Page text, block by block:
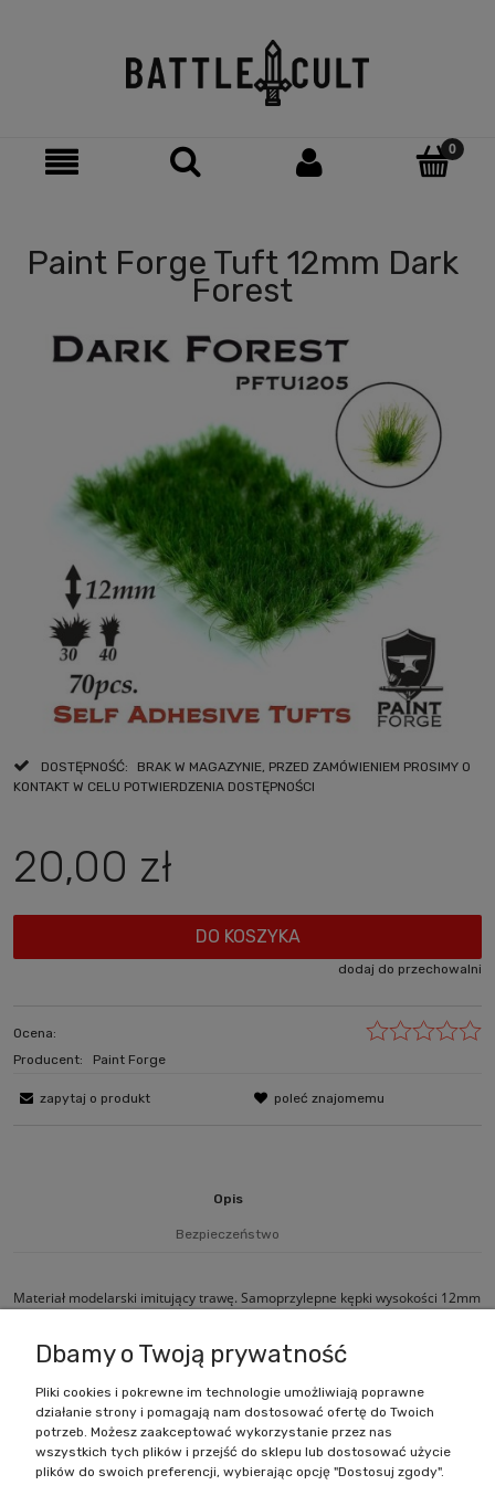
Paint Forge Tuft 12mm Dark
Forest
DOSTĘPNOŚĆ:
BRAK W MAGAZYNIE, PRZED ZAMÓWIENIEM PROSIMY O
KONTAKT W CELU POTWIERDZENIA DOSTĘPNOŚCI
20,00 zł
DO KOSZYKA
dodaj do przechowalni
Ocena:
Producent:
Paint Forge
zapytaj o produkt poleć znajomemu
Opis
Bezpieczeństwo
Materiał modelarski imitujący trawę. Samoprzylepne kępki wysokości 12mm
Zakupy
Pomoc
Dbamy o Twoją prywatność
Pliki cookies i pokrewne im technologie umożliwiają poprawne
działanie strony i pomagają nam dostosować ofertę do Twoich
potrzeb. Możesz zaakceptować wykorzystanie przez nas
wszystkich tych plików i przejść do sklepu lub dostosować użycie
plików do swoich preferencji, wybierając opcję "Dostosuj zgody".